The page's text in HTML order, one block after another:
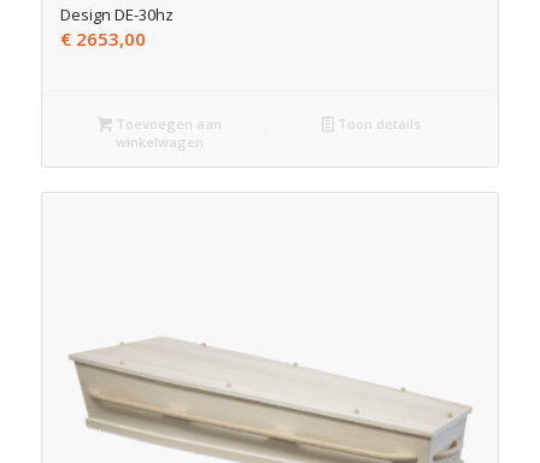
Design DE-30hz
€2653,00
Toevoegen aan
winkelwagen
Toon details